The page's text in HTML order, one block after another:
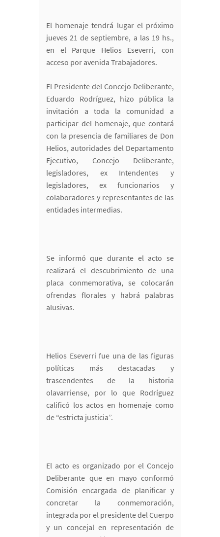
El homenaje tendrá lugar el próximo
jueves 21 de septiembre, a las 19 hs.,
en el Parque Helios Eseverri, con
acceso por avenida Trabajadores.
El Presidente del Concejo Deliberante,
Eduardo Rodríguez, hizo pública la
invitación a toda la comunidad a
participar del homenaje, que contará
con la presencia de familiares de Don
Helios, autoridades del Departamento
Ejecutivo, Concejo Deliberante,
legisladores, ex Intendentes y
legisladores, ex funcionarios y
colaboradores y representantes de las
entidades intermedias.
Se informó que durante el acto se
realizará el descubrimiento de una
placa conmemorativa, se colocarán
ofrendas florales y habrá palabras
alusivas.
Helios Eseverri fue una de las figuras
políticas más destacadas y
trascendentes de la historia
olavarriense, por lo que Rodríguez
calificó los actos en homenaje como
de “estricta justicia”.
El acto es organizado por el Concejo
Deliberante que en mayo conformó
Comisión encargada de planificar y
concretar la conmemoración,
integrada por el presidente del Cuerpo
y un concejal en representación de